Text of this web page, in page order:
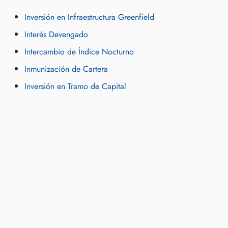
Inversión en Infraestructura Greenfield
Interés Devengado
Intercambio de Índice Nocturno
Inmunización de Cartera
Inversión en Tramo de Capital